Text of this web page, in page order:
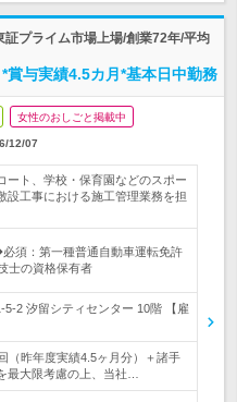
プライム市場上場/創業72年/平均
賞与実績4.5カ月*基本日中勤務
女性のおしごと掲載中
12/07
ート、学校・保育園などのスポー
設工事における施工管理業務を担
須：第一種普通自動車運転免許
士の資格保有者
2 汐留シティセンター 10階 【雇
（昨年度実績4.5ヶ月分）＋諸手
最大限考慮の上、当社…